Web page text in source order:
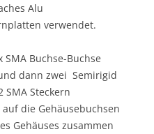
Alu
verwendet.
Buchse-Buchse
dann zwei Semirigid
Steckern
die Gehäusebuchsen
Gehäuses zusammen